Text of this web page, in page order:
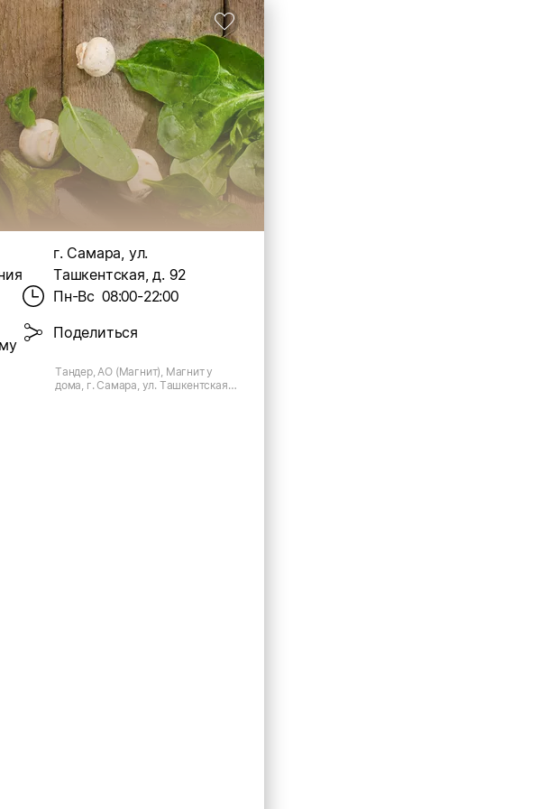
г. Самара, ул.
Ташкентская, д. 92
Пн-Вс 08:00-22:00
Поделиться
Тандер, АО (Магнит), Магнит у
дома, г. Самара, ул. Ташкентская,